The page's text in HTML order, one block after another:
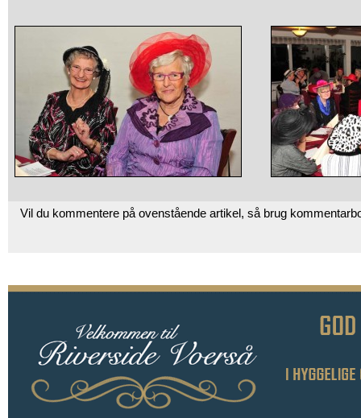
Vil du kommentere på ovenstående artikel, så brug